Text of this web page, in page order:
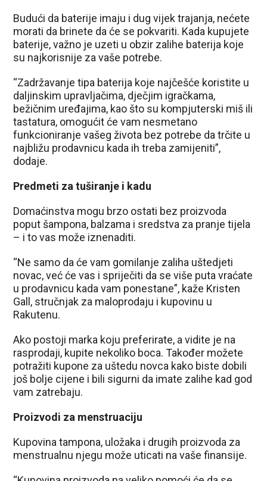
Budući da baterije imaju i dug vijek trajanja, nećete
morati da brinete da će se pokvariti. Kada kupujete
baterije, važno je uzeti u obzir zalihe baterija koje
su najkorisnije za vaše potrebe.
“Zadržavanje tipa baterija koje najčešće koristite u
daljinskim upravljačima, dječjim igračkama,
bežičnim uređajima, kao što su kompjuterski miš ili
tastatura, omogućit će vam nesmetano
funkcioniranje vašeg života bez potrebe da trčite u
najbližu prodavnicu kada ih treba zamijeniti”,
dodaje.
Predmeti za tuširanje i kadu
Domaćinstva mogu brzo ostati bez proizvoda
poput šampona, balzama i sredstva za pranje tijela
– i to vas može iznenaditi.
“Ne samo da će vam gomilanje zaliha uštedjeti
novac, već će vas i spriječiti da se više puta vraćate
u prodavnicu kada vam ponestane”, kaže Kristen
Gall, stručnjak za maloprodaju i kupovinu u
Rakutenu.
Ako postoji marka koju preferirate, a vidite je na
rasprodaji, kupite nekoliko boca. Također možete
potražiti kupone za uštedu novca kako biste dobili
još bolje cijene i bili sigurni da imate zalihe kad god
vam zatrebaju.
Proizvodi za menstruaciju
Kupovina tampona, uložaka i drugih proizvoda za
menstrualnu njegu može uticati na vaše finansije.